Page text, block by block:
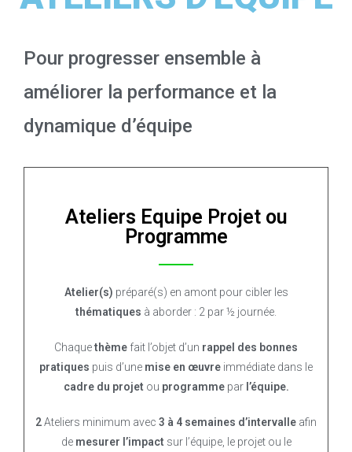
Pour progresser ensemble à
améliorer la performance et la
dynamique d’équipe
Ateliers Equipe Projet ou
Programme
Atelier(s) préparé(s) en amont pour cibler les
thématiques à aborder : 2 par ½ journée.
Chaquethème fait l’objet d’un rappel des bonnes
pratiques puis d’une mise en œuvre immédiate dans le
cadre du projet ou programmepar l’équipe.
2Ateliers minimum avec 3 à 4 semaines d’intervalle afin
de mesurer l’impact sur l’équipe, le projet ou le